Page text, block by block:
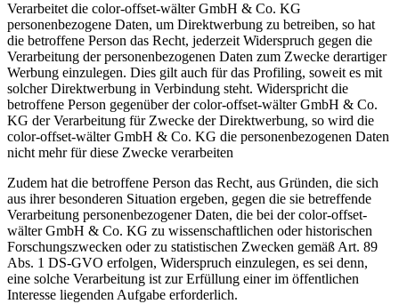
Verarbeitet die color-offset-wälter GmbH & Co. KG
personenbezogene Daten, um Direktwerbung zu betreiben, so hat
die betroffene Person das Recht, jederzeit Widerspruch gegen die
Verarbeitung der personenbezogenen Daten zum Zwecke derartiger
Werbung einzulegen. Dies gilt auch für das Profiling, soweit es mit
solcher Direktwerbung in Verbindung steht. Widerspricht die
betroffene Person gegenüber der color-offset-wälter GmbH & Co.
KG der Verarbeitung für Zwecke der Direktwerbung, so wird die
color-offset-wälter GmbH & Co. KG die personenbezogenen Daten
nicht mehr für diese Zwecke verarbeiten
Zudem hat die betroffene Person das Recht, aus Gründen, die sich
aus ihrer besonderen Situation ergeben, gegen die sie betreffende
Verarbeitung personenbezogener Daten, die bei der color-offset-
wälter GmbH & Co. KG zu wissenschaftlichen oder historischen
Forschungszwecken oder zu statistischen Zwecken gemäß Art. 89
Abs. 1 DS-GVO erfolgen, Widerspruch einzulegen, es sei denn,
eine solche Verarbeitung ist zur Erfüllung einer im öffentlichen
Interesse liegenden Aufgabe erforderlich.